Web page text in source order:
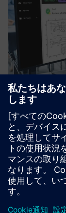
CASTOR
CASTORのソフ
し、3Dプリン
用し、持続可能
詳細情報